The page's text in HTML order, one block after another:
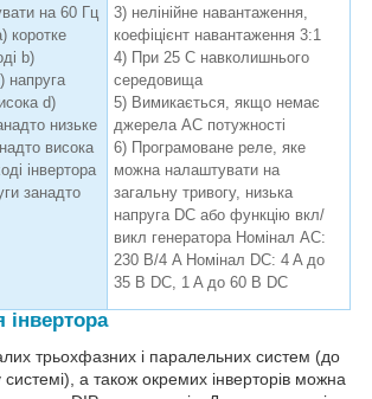
на 60 Гц
коротке
b)
напруга
d)
низьке
висока
інвертора
занадто
3) нелінійне навантаження,
коефіцієнт навантаження 3:1
4) При 25 C навколишнього
середовища
5) Вимикається, якщо немає
джерела АС потужності
6) Програмоване реле, яке
можна налаштувати на
загальну тривогу, низька
напруга DC або функцію вкл/
викл генератора Номінал АС:
230 В/4 A Номінал DC: 4 A до
35 В DC, 1 A до 60 В DC
трьохфазних і паралельних систем (до
системі), а також окремих інверторів можна